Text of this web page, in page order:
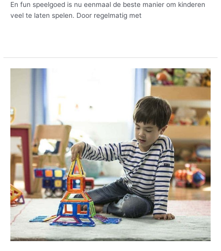
En fun speelgoed is nu eenmaal de beste manier om kinderen
veel te laten spelen. Door regelmatig met